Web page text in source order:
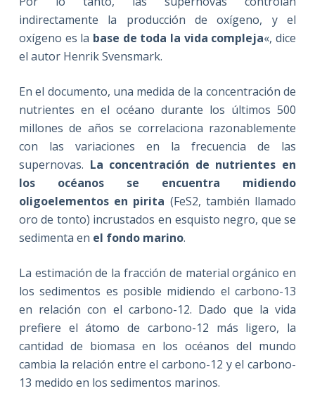
indirectamente la producción de oxígeno, y el
oxígeno es la base de toda la vida compleja«, dice
el autor Henrik Svensmark.
En el documento, una medida de la concentración de
nutrientes en el océano durante los últimos 500
millones de años se correlaciona razonablemente
con las variaciones en la frecuencia de las
supernovas. La concentración de nutrientes en
los océanos se encuentra midiendo
oligoelementos en pirita (FeS2, también llamado
oro de tonto) incrustados en esquisto negro, que se
sedimenta en el fondo marino.
La estimación de la fracción de material orgánico en
los sedimentos es posible midiendo el carbono-13
en relación con el carbono-12. Dado que la vida
prefiere el átomo de carbono-12 más ligero, la
cantidad de biomasa en los océanos del mundo
cambia la relación entre el carbono-12 y el carbono-
13 medido en los sedimentos marinos.